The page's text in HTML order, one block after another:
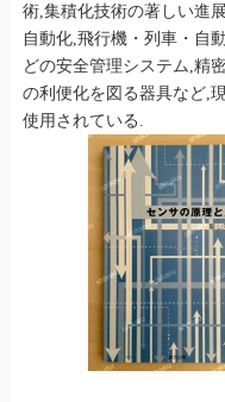
術,集積化技術の著しい進
自動化,飛行機・列車・自
どの安全管理システム,精
の利便化を図る器具など,
使用されている.